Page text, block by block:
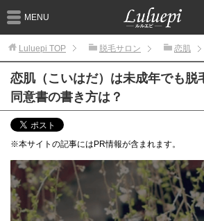
MENU
Luluepi TOP 脱毛サロン 恋肌
恋肌（こいはだ）は未成年でも脱
同意書の書き方は？
※本サイトの記事にはPR情報が含まれます。